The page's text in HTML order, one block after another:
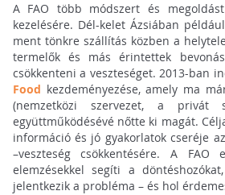
A FAO több módszert és
kezelésére. Dél-kelet Ázsiában
ment tönkre szállítás közben a
termelők és más érintettek
csökkenteni a veszteséget. 2013-ban
Food kezdeményezése, amely ma
(nemzetközi szervezet, a privát
együttműködésévé nőtte ki magát.
információ és jó gyakorlatok cseréje
–veszteség csökkentésére. A FAO
elemzésekkel segíti a
jelentkezik a probléma – és hol